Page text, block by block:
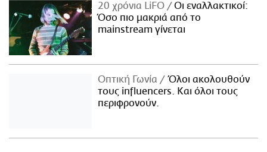
20 χρόνια LiFO
Οι εναλλακτικοί:
Όσο πιο μακριά από το
mainstream γίνεται
Οπτική Γωνία
Όλοι ακολουθούν
τους influencers. Και όλοι τους
περιφρονούν.